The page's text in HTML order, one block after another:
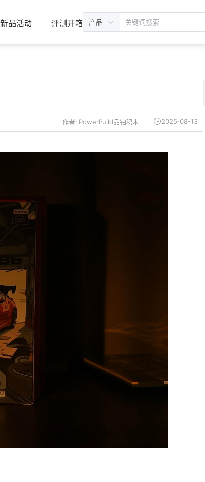
新品活动 评测开箱 产品
作者: PowerBuild品铂积木 2025-08-13